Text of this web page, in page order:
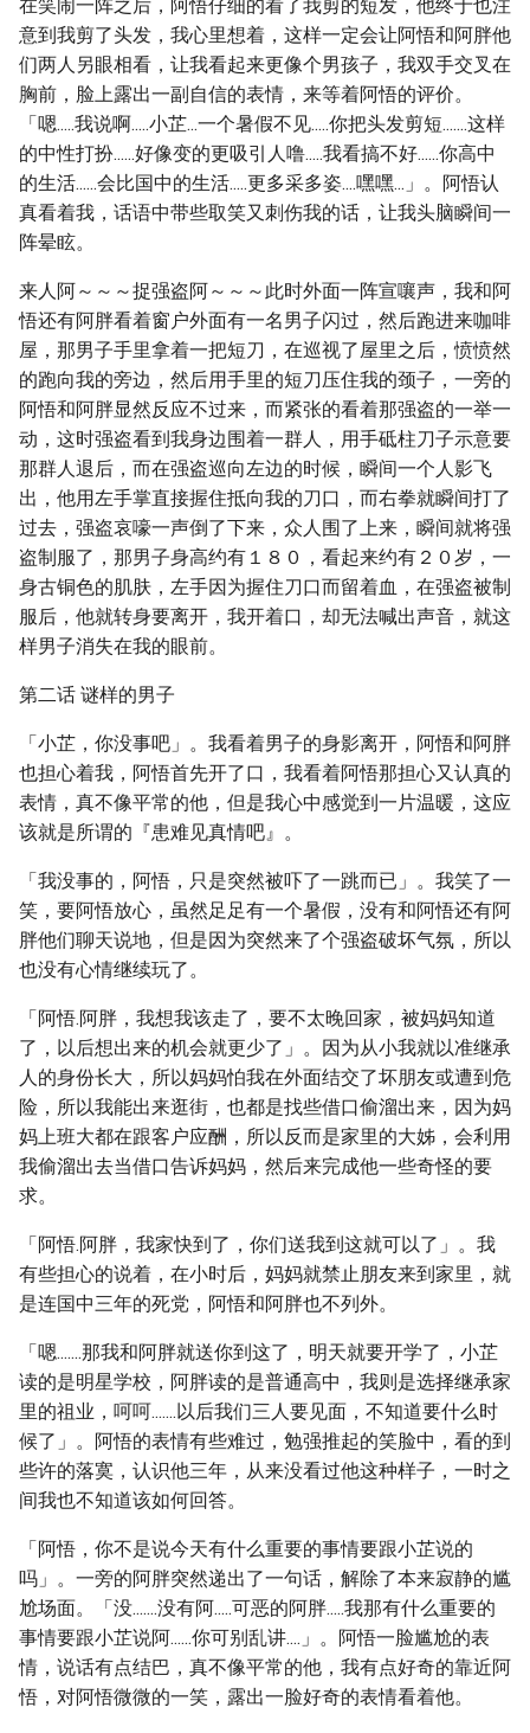
在笑闹一阵之后，阿悟仔细的看了我剪的短发，他终于也注
意到我剪了头发，我心里想着，这样一定会让阿悟和阿胖他
们两人另眼相看，让我看起来更像个男孩子，我双手交叉在
胸前，脸上露出一副自信的表情，来等着阿悟的评价。
「嗯.....我说啊.....小芷...一个暑假不见.....你把头发剪短.......这样
的中性打扮......好像变的更吸引人噜.....我看搞不好......你高中
的生活......会比国中的生活.....更多采多姿....嘿嘿...」。阿悟认
真看着我，话语中带些取笑又刺伤我的话，让我头脑瞬间一
阵晕眩。
来人阿～～～捉强盗阿～～～此时外面一阵宣嚷声，我和阿
悟还有阿胖看着窗户外面有一名男子闪过，然后跑进来咖啡
屋，那男子手里拿着一把短刀，在巡视了屋里之后，愤愤然
的跑向我的旁边，然后用手里的短刀压住我的颈子，一旁的
阿悟和阿胖显然反应不过来，而紧张的看着那强盗的一举一
动，这时强盗看到我身边围着一群人，用手砥柱刀子示意要
那群人退后，而在强盗巡向左边的时候，瞬间一个人影飞
出，他用左手掌直接握住抵向我的刀口，而右拳就瞬间打了
过去，强盗哀嚎一声倒了下来，众人围了上来，瞬间就将强
盗制服了，那男子身高约有１８０，看起来约有２０岁，一
身古铜色的肌肤，左手因为握住刀口而留着血，在强盗被制
服后，他就转身要离开，我开着口，却无法喊出声音，就这
样男子消失在我的眼前。
第二话 谜样的男子
「小芷，你没事吧」。我看着男子的身影离开，阿悟和阿胖
也担心着我，阿悟首先开了口，我看着阿悟那担心又认真的
表情，真不像平常的他，但是我心中感觉到一片温暖，这应
该就是所谓的『患难见真情吧』。
「我没事的，阿悟，只是突然被吓了一跳而已」。我笑了一
笑，要阿悟放心，虽然足足有一个暑假，没有和阿悟还有阿
胖他们聊天说地，但是因为突然来了个强盗破坏气氛，所以
也没有心情继续玩了。
「阿悟.阿胖，我想我该走了，要不太晚回家，被妈妈知道
了，以后想出来的机会就更少了」。因为从小我就以准继承
人的身份长大，所以妈妈怕我在外面结交了坏朋友或遭到危
险，所以我能出来逛街，也都是找些借口偷溜出来，因为妈
妈上班大都在跟客户应酬，所以反而是家里的大姊，会利用
我偷溜出去当借口告诉妈妈，然后来完成他一些奇怪的要
求。
「阿悟.阿胖，我家快到了，你们送我到这就可以了」。我
有些担心的说着，在小时后，妈妈就禁止朋友来到家里，就
是连国中三年的死党，阿悟和阿胖也不列外。
「嗯.......那我和阿胖就送你到这了，明天就要开学了，小芷
读的是明星学校，阿胖读的是普通高中，我则是选择继承家
里的祖业，呵呵.......以后我们三人要见面，不知道要什么时
候了」。阿悟的表情有些难过，勉强推起的笑脸中，看的到
些许的落寞，认识他三年，从来没看过他这种样子，一时之
间我也不知道该如何回答。
「阿悟，你不是说今天有什么重要的事情要跟小芷说的
吗」。一旁的阿胖突然递出了一句话，解除了本来寂静的尴
尬场面。「没.......没有阿.....可恶的阿胖.....我那有什么重要的
事情要跟小芷说阿......你可别乱讲....」。阿悟一脸尴尬的表
情，说话有点结巴，真不像平常的他，我有点好奇的靠近阿
悟，对阿悟微微的一笑，露出一脸好奇的表情看着他。